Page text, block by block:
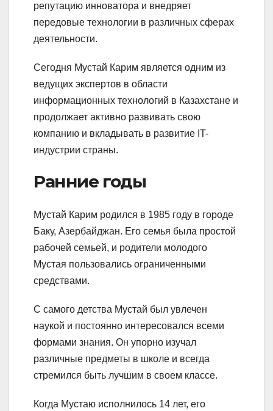
репутацию инноватора и внедряет
передовые технологии в различных сферах
деятельности.
Сегодня Мустай Карим является одним из
ведущих экспертов в области
информационных технологий в Казахстане и
продолжает активно развивать свою
компанию и вкладывать в развитие IT-
индустрии страны.
Ранние годы
Мустай Карим родился в 1985 году в городе
Баку, Азербайджан. Его семья была простой
рабочей семьей, и родители молодого
Мустая пользовались ограниченными
средствами.
С самого детства Мустай был увлечен
наукой и постоянно интересовался всеми
формами знания. Он упорно изучал
различные предметы в школе и всегда
стремился быть лучшим в своем классе.
Когда Мустаю исполнилось 14 лет, его